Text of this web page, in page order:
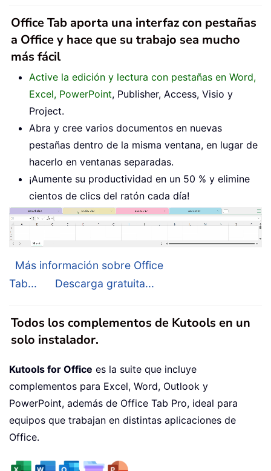
Office Tab aporta una interfaz con pestañas
a Office y hace que su trabajo sea mucho
más fácil
Active la edición y lectura con pestañas en Word,
Excel, PowerPoint, Publisher, Access, Visio y
Project.
Abra y cree varios documentos en nuevas
pestañas dentro de la misma ventana, en lugar de
hacerlo en ventanas separadas.
¡Aumente su productividad en un 50 % y elimine
cientos de clics del ratón cada día!
Más información sobre Office
Tab...
Descarga gratuita...
Todos los complementos de Kutools en un
solo instalador.
Kutools for Office es la suite que incluye
complementos para Excel, Word, Outlook y
PowerPoint, además de Office Tab Pro, ideal para
equipos que trabajan en distintas aplicaciones de
Office.